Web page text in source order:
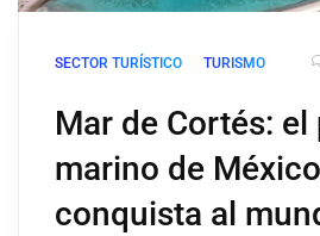
SECTOR TURÍSTICO TURISMO
Mar de Cortés: el
marino de
conquista al